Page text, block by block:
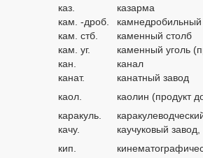
каз.
казарма
кам. -дроб.
камнедробильный
кам. стб.
каменный столб
кам. уг.
каменный уголь
кан.
канал
канат.
канатный завод
каол.
каолин (продукт
каракуль.
качу.
каучуковый
кип.